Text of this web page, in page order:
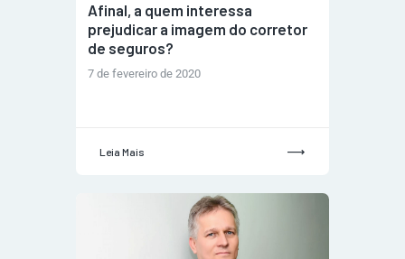
Afinal, a quem interessa
prejudicar a imagem do corretor
de seguros?
7 de fevereiro de 2020
Leia Mais